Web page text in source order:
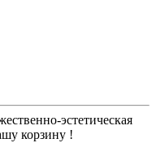
эстетическая
корзину !